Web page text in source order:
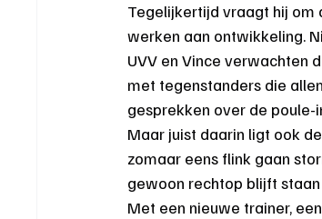
Tegelijkertijd vraagt hij om
werken aan ontwikkeling.
UVV en Vince verwachten
met tegenstanders die
gesprekken over de
Maar juist daarin ligt ook
zomaar eens flink gaan
gewoon rechtop blijft
Met een nieuwe trainer,